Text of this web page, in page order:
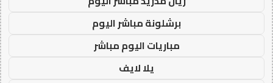
برشلونة مباشر اليوم
مباريات اليوم مباشر
يلا لايف